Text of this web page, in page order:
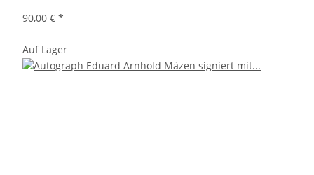
90,00 € *
Auf Lager